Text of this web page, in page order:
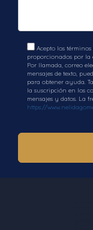
Acepto los
proporcionados por la
Por llamada, correo
mensajes de texto,
para obtener ayuda.
la suscripción en los
mensajes y datos. La
https://